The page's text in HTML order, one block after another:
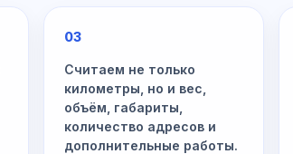
03
Считаем не только
километры, но и вес,
объём, габариты,
количество адресов и
дополнительные работы.